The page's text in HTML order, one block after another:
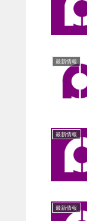
最新情報
最新情報
最新情報